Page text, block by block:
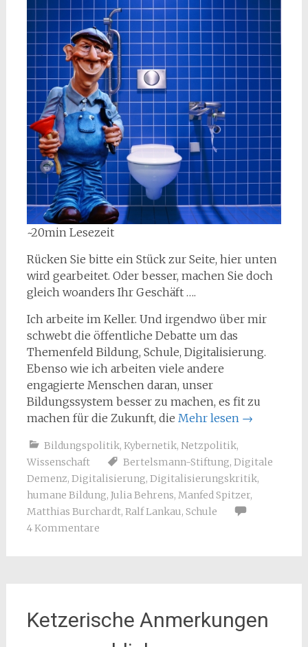
~20min Lesezeit
Rücken Sie bitte ein Stück zur Seite, hier unten
wird gearbeitet. Oder besser, machen Sie doch
gleich woanders Ihr Geschäft ….
Ich arbeite im Keller. Und irgendwo über mir
schwebt die öffentliche Debatte um das
Themenfeld Bildung, Schule, Digitalisierung.
Ebenso wie ich arbeiten viele andere
engagierte Menschen daran, unser
Bildungssystem besser zu machen, es fit zu
machen für die Zukunft, die Mehr lesen →
Bildungspolitik, Kybernetik, Netzpolitik,
Wissenschaft
Bertelsmann-Stiftung, Digitale
Demenz, Digitalisierung, Digitalisierungskritik,
humane Bildung, Julia Behrens, Manfed Spitzer,
Matthias Burchardt, Ralf Lankau, Schule
4 Kommentare
Ketzerische Anmerkungen